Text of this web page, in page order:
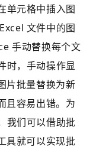
单元格中插入图
文件中的图
手动替换每个文
时，手动操作显
片批量替换为新
且容易出错。为
我们可以借助批
具就可以实现批